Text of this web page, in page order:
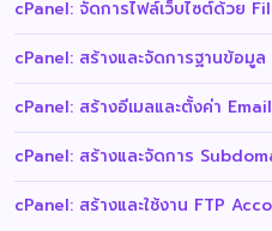
cPanel: จัดการไฟล์เว็บไซต์ด้วย
cPanel: สร้างและจัดการฐานข้อมูล
cPanel: สร้างอีเมลและตั้งค่า
cPanel: สร้างและจัดการ
cPanel: สร้างและใช้งาน FTP